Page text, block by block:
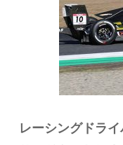
レーシングドラ